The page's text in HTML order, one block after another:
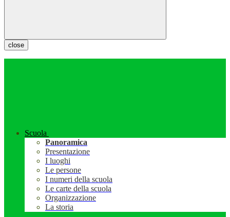
close
Scuola
Panoramica
Presentazione
I luoghi
Le persone
I numeri della scuola
Le carte della scuola
Organizzazione
La storia